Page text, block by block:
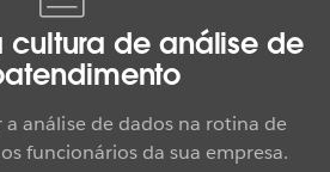
cultura de análise de
análise de dados na rotina de
funcionários da sua empresa.